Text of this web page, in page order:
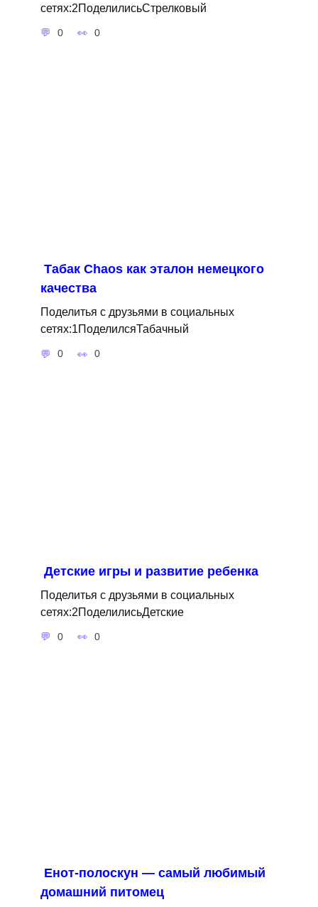
сетях:2ПоделилисьСтрелковый
0 0
Табак Сhaos как эталон немецкого
качества
Поделитья с друзьями в социальных
сетях:1ПоделилсяТабачный
0 0
Детские игры и развитие ребенка
Поделитья с друзьями в социальных
сетях:2ПоделилисьДетские
0 0
Енот-полоскун — самый любимый
домашний питомец